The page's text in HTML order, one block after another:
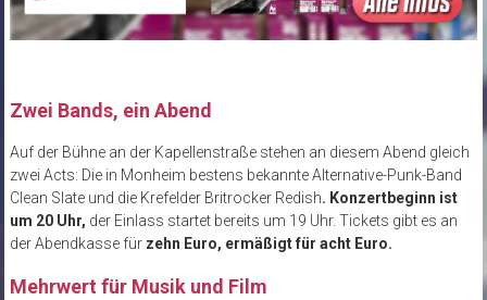
Zwei Bands, ein Abend
Auf der Bühne an der Kapellenstraße stehen an diesem Abend gleich
zwei Acts: Die in Monheim bestens bekannte Alternative-Punk-Band
Clean Slate und die Krefelder Britrocker Redish. Konzertbeginn ist
um 20 Uhr, der Einlass startet bereits um 19 Uhr. Tickets gibt es an
der Abendkasse für zehn Euro, ermäßigt für acht Euro.
Mehrwert für Musik und Film